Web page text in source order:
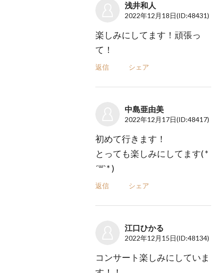
浅井和人
2022年12月18日(ID:48431)
楽しみにしてます！頑張っ
て！
返信 シェア
中島亜由美
2022年12月17日(ID:48417)
初めて行きます！
とっても楽しみにしてます( *
´꒳`* )
返信 シェア
江口ひかる
2022年12月15日(ID:48134)
コンサート楽しみにしていま